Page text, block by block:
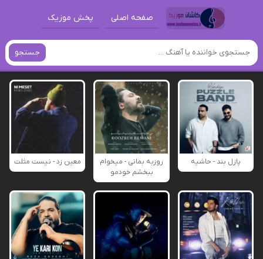
صفحه اصلی پخش موزیک
جستجو
پازل بند - حاشیه
روزبه بمانی - میخوام
ببخشم خودمو
معین زد - نیست مثلت